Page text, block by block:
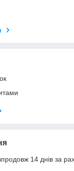
14 днів за